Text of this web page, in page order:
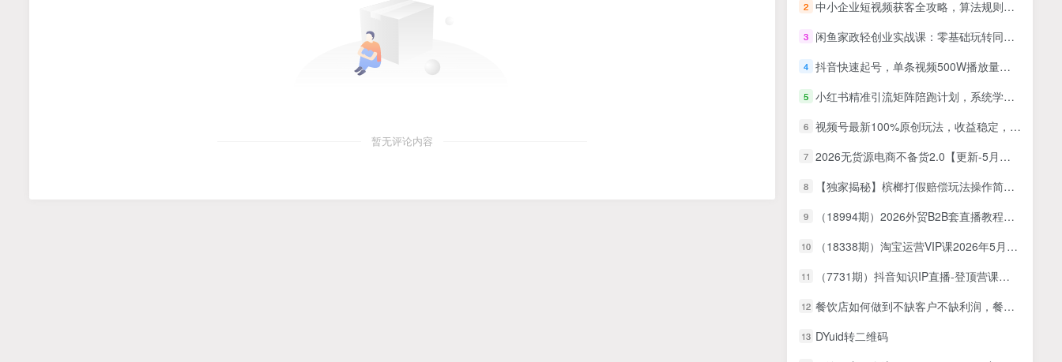
暂无评论内容
2 中小企业短视频获客全攻略，算法规则深度解析，账号权重提升秘籍
3 闲鱼家政轻创业实战课：零基础玩转同城家政接单，素材文案发布全流程
4 抖音快速起号，单条视频500W播放量，既能变现又能引流创业粉
5 小红书精准引流矩阵陪跑计划，系统学习小红书引流玩法，免费矩阵式引流，付费投流广告
6 视频号最新100%原创玩法，收益稳定，亲测单日收益1000+，小白专属
7 2026无货源电商不备货2.0【更新-5月】：超低费比技术突破自然流天花板，单店月利润1-3万元
8 【独家揭秘】槟榔打假赔偿玩法操作简单有手就行单笔订单可赔偿500元【纯绿色】
9 （18994期）2026外贸B2B套直播教程：团队管理+客户开发+展会攻略，配套全套落地标准化SOP
10 （18338期）淘宝运营VIP课2026年5月：解决没利润、没流量、没转化、没爆发四大核心难题
11 （7731期）抖音知识IP直播-登顶营课程：成交为王知识IP出单必修课 流量+卖课+短视频
12 餐饮店如何做到不缺客户不缺利润，餐饮店长必看
13 DYuid转二维码